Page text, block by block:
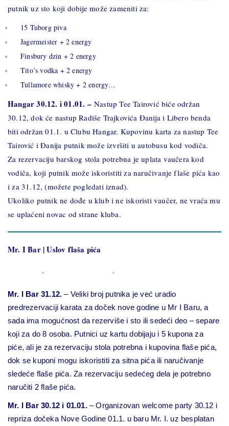
putnik uz sto koji dobije može zameniti za:
15 Tuborg piva
Jagermeister + 2 energy
Finsbury dzin + 2 energy
Tito’s vodka + 2 energy
Tullamore whisky + 2 energy…
Hangar 30.12. i 01.01. –Nastup Tee Tairović biće održan
30.12, dok će nastup Radiše Trajkovića Đanija i Libero benda
biti održan 01.1. u Clubu Hangar. Kupovinu karta za nastup Tee
Tairović i Đanija putnik može izvršiti u autobusu kod vodiča.
Za rezervaciju barskog stola potrebna je uplata vaučera kod
vodiča, koji putnik može iskoristiti za naručivanje flaše pića kao
i za 31.12, (možete pogledati iznad).
Ukoliko putnik ne dođe u klub i ne iskoristi vaučer, ne vraća mu
se uplaćeni novac od strane kluba.
Mr. I Bar | Uslov flaša pića
Mr. I Bar 31.12. – Veliki broj putnika je već uradio
predrezervaciji karata za doček nove godine u Mr I Baru, a
sada ima mogućnost da rezerviše i sto ili sedeći deo – separe
koji za do 8 osoba. Putnici uz kartu dobijaju i 5 kupona za
piće, ali je za rezervaciju stola potrebna i kupovina flaše pića,
dok se kuponi mogu iskoristiti za sitna pića ili naručivanje
sledeće flaše pića. Za rezervaciju sedećeg dela je potrebno
naručiti 2 flaše pića.
Mr. I Bar 30.12 i 01.01. – Organizovan welcome party 30.12 i
repriza dočeka Nove Godine 01.1. u baru Mr. I. uz besplatan